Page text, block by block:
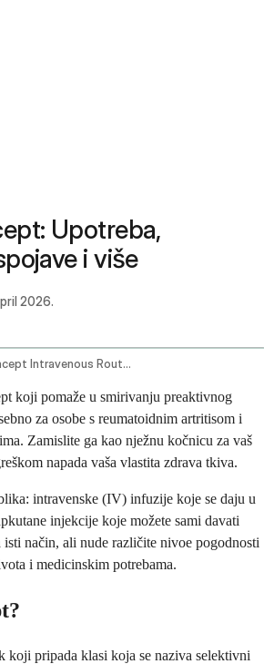
Upotreba,
i više
2026.
Abatacept Intravenous Route Subcutaneous Route
koji pomaže u smirivanju preaktivnog
za osobe s reumatoidnim artritisom i
Zamislite ga kao nježnu kočnicu za vaš
napada vaša vlastita zdrava tkiva.
intravenske (IV) infuzije koje se daju u
injekcije koje možete sami davati
način, ali nude različite nivoe pogodnosti
i medicinskim potrebama.
koji pripada klasi koja se naziva selektivni